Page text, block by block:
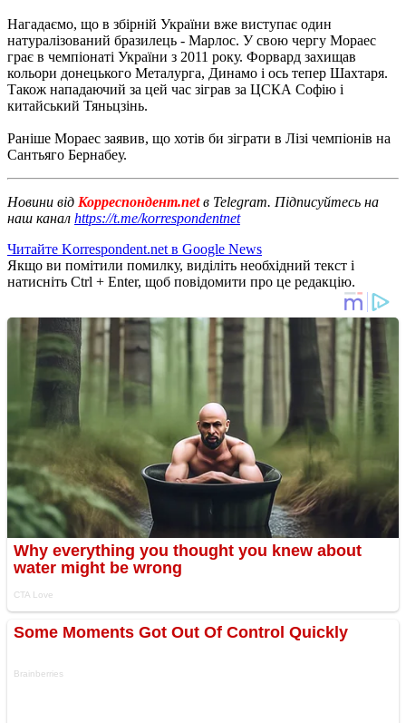
Нагадаємо, що в збірній України вже виступає один
натуралізований бразилець - Марлос. У свою чергу Мораес
грає в чемпіонаті України з 2011 року. Форвард захищав
кольори донецького Металурга, Динамо і ось тепер Шахтаря.
Також нападаючий за цей час зіграв за ЦСКА Софію і
китайський Тяньцзінь.
Раніше Мораес заявив, що хотів би зіграти в Лізі чемпіонів на
Сантьяго Бернабеу.
Новини від Корреспондент.netв Telegram. Підписуйтесь на
наш канал https://t.me/korrespondentnet
Читайте Korrespondent.net в Google News
Якщо ви помітили помилку, виділіть необхідний текст і
натисніть Ctrl + Enter, щоб повідомити про це редакцію.